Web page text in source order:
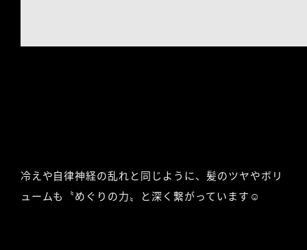
冷えや自律神経の乱れと同じように、髪のツヤやボリ
ュームも〝めぐりの力〟と深く繋がっています☺︎